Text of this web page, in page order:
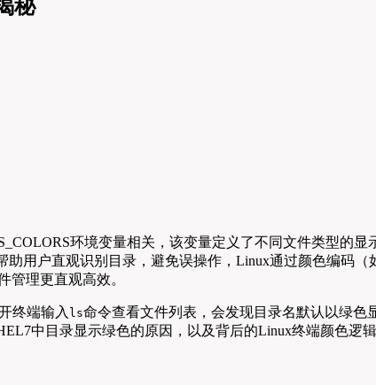
秘
环境变量相关，该变量定义了不同文件类型的
用户直观识别目录，避免误操作，Linux通过颜色编码（
管理更直观高效。
终端输入 ls命令查看文件列表，会发现目录名默认以绿色
中目录显示绿色的原因，以及背后的Linux终端颜色逻辑